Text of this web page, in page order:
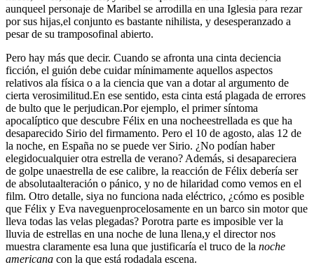
aunqueel personaje de Maribel se arrodilla en una Iglesia para rezar
por sus hijas,el conjunto es bastante nihilista, y desesperanzado a
pesar de su tramposofinal abierto.
Pero hay más que decir. Cuando se afronta una cinta deciencia
ficción, el guión debe cuidar mínimamente aquellos aspectos
relativos ala física o a la ciencia que van a dotar al argumento de
cierta verosimilitud.En ese sentido, esta cinta está plagada de errores
de bulto que le perjudican.Por ejemplo, el primer síntoma
apocalíptico que descubre Félix en una nocheestrellada es que ha
desaparecido Sirio del firmamento. Pero el 10 de agosto, alas 12 de
la noche, en España no se puede ver Sirio. ¿No podían haber
elegidocualquier otra estrella de verano? Además, si desapareciera
de golpe unaestrella de ese calibre, la reacción de Félix debería ser
de absolutaalteración o pánico, y no de hilaridad como vemos en el
film. Otro detalle, siya no funciona nada eléctrico, ¿cómo es posible
que Félix y Eva naveguenprocelosamente en un barco sin motor que
lleva todas las velas plegadas? Porotra parte es imposible ver la
lluvia de estrellas en una noche de luna llena,y el director nos
muestra claramente esa luna que justificaría el truco de la noche
americana con la que está rodadala escena.